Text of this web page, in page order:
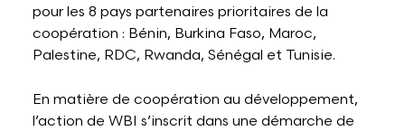
pour les 8 pays partenaires prioritaires de la
coopération : Bénin, Burkina Faso, Maroc,
Palestine, RDC, Rwanda, Sénégal et Tunisie.
En matière de coopération au développement,
l’action de WBI s’inscrit dans une démarche de